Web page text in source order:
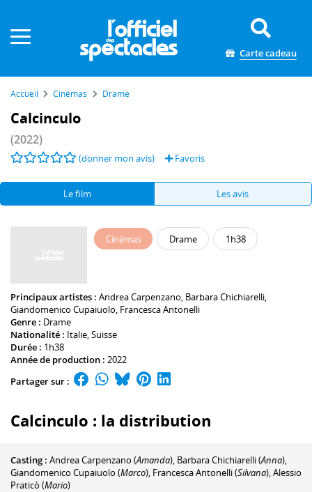
Carte cadeau
Accueil Cinémas Drame
Calcinculo
(2022)
(donner mon avis) Favoris
Le film Les avis
Cinémas Drame 1h38
Principaux artistes : Andrea Carpenzano, Barbara Chichiarelli,
Giandomenico Cupaiuolo, Francesca Antonelli
Genre : Drame
Nationalité : Italie, Suisse
Durée : 1h38
Année de production : 2022
Partager sur :
Calcinculo : la distribution
Casting : Andrea Carpenzano (Amanda), Barbara Chichiarelli(Anna),
Giandomenico Cupaiuolo (Marco), Francesca Antonelli(Silvana),Alessio
Praticò (Mario)